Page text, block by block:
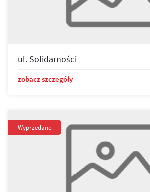
ul. Solidarności
zobacz szczegóły
Wyprzedane